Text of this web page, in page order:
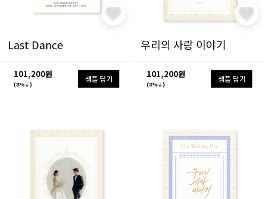
Last Dance
101,200원
(8%↓)
샘플 담기
우리의 사랑 이야기
101,200원
(8%↓)
샘플 담기